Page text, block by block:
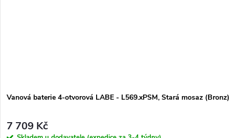
Vanová baterie 4-otvorová LABE - L569.xPSM, Stará mosaz (Bronz)
7 709 Kč